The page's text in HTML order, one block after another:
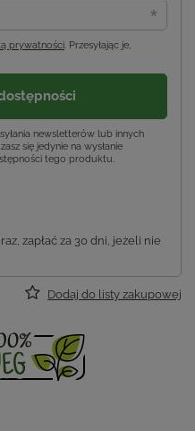
prywatności. Przesyłając je,
newsletterów lub innych
się jedynie na wysłanie
tego produktu.
zapłać za 30 dni, jeżeli nie
Dodaj do listy zakupowej